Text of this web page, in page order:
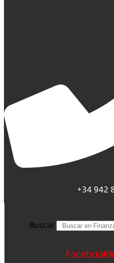
+34 942
Buscar
Facebook